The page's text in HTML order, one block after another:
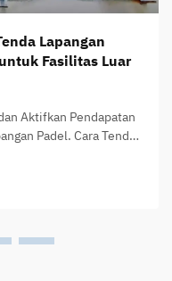
Lapangan
Fasilitas Luar
Aktifkan Pendapatan
Padel. Cara Tenda
orang dapat bermain